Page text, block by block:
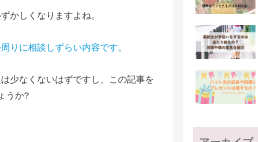
かしくなりますよね。
りに相談しずらい内容です。
少なくないはずですし、この記事を
うか?